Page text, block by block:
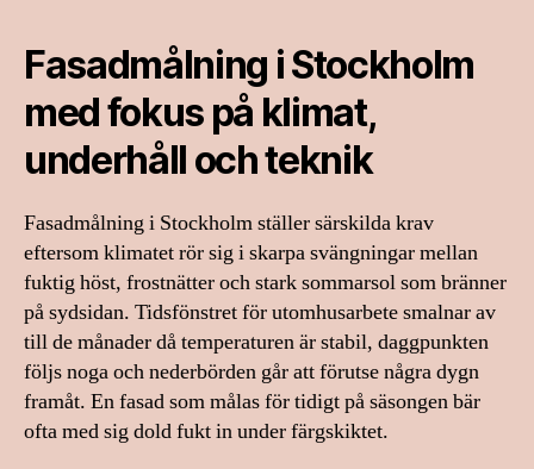
Fasadmålning i Stockholm
med fokus på klimat,
underhåll och teknik
Fasadmålning i Stockholm ställer särskilda krav
eftersom klimatet rör sig i skarpa svängningar mellan
fuktig höst, frostnätter och stark sommarsol som bränner
på sydsidan. Tidsfönstret för utomhusarbete smalnar av
till de månader då temperaturen är stabil, daggpunkten
följs noga och nederbörden går att förutse några dygn
framåt. En fasad som målas för tidigt på säsongen bär
ofta med sig dold fukt in under färgskiktet.